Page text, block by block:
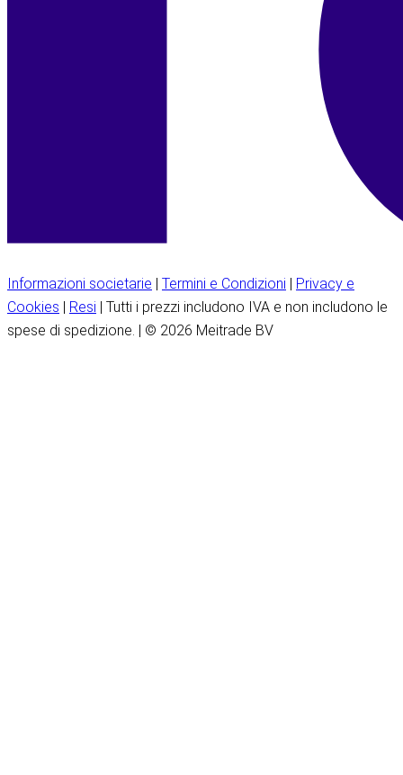
Informazioni societarie | Termini e Condizioni | Privacy e
Cookies | Resi | Tutti i prezzi includono IVA e non includono le
spese di spedizione. | © 2026 Meitrade BV